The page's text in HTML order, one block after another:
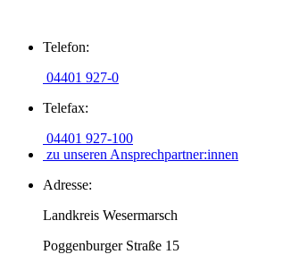
Inhalt
Telefon:
04401 927-0
Telefax:
04401 927-100
zu unseren Ansprechpartner:innen
Adresse:
Landkreis Wesermarsch
Poggenburger Straße 15